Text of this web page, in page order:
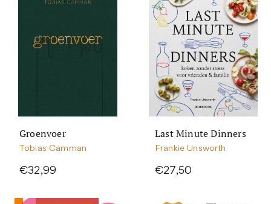
Groenvoer
Tobias Camman
€32,99
Last Minute Dinners
Frankie Unsworth
€27,50